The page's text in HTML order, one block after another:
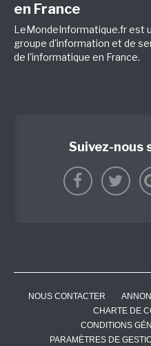
en France
LeMondeInformatique.fr est
groupe d'information et de
de l'informatique en France.
Suivez-nous
NOUS CONTACTER
CHARTE DE
CONDITIONS
PARAMÈTRES DE